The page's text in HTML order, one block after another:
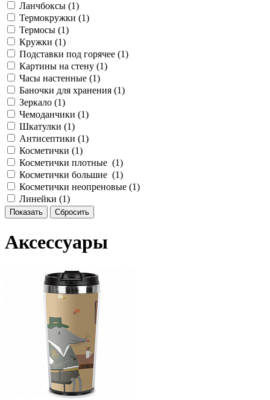
Ланчбоксы (1)
Термокружки (1)
Термосы (1)
Кружки (1)
Подставки под горячее (1)
Картины на стену (1)
Часы настенные (1)
Баночки для хранения (1)
Зеркало (1)
Чемоданчики (1)
Шкатулки (1)
Антисептики (1)
Косметички (1)
Косметички плотные (1)
Косметички большие (1)
Косметички неопреновые (1)
Линейки (1)
Аксессуары